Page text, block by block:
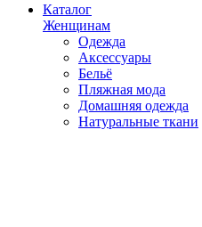
Каталог
Женщинам
Одежда
Аксессуары
Бельё
Пляжная мода
Домашняя одежда
Натуральные ткани